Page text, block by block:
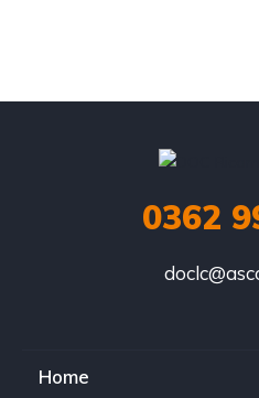
0362
Home